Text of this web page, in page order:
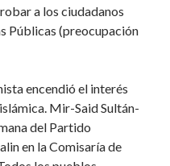
a los ciudadanos
Públicas (preocupación
encendió el interés
Mir-Said Sultán-
del Partido
en la Comisaría de